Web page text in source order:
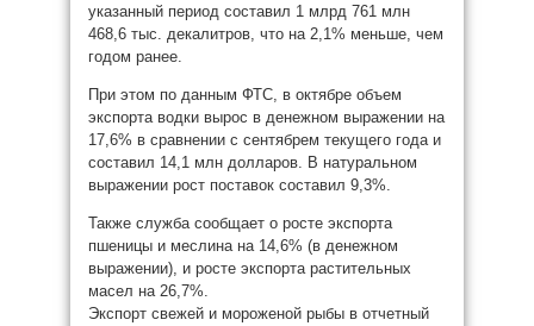
указанный период составил 1 млрд 761 млн
468,6 тыс. декалитров, что на 2,1% меньше, чем
годом ранее.
При этом по данным ФТС, в октябре объем
экспорта водки вырос в денежном выражении на
17,6% в сравнении с сентябрем текущего года и
составил 14,1 млн долларов. В натуральном
выражении рост поставок составил 9,3%.
Также служба сообщает о росте экспорта
пшеницы и меслина на 14,6% (в денежном
выражении), и росте экспорта растительных
масел на 26,7%.
Экспорт свежей и мороженой рыбы в отчетный